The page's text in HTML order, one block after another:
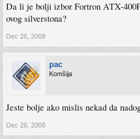
Da li je bolji izbor Fortron ATX-
ovog silverstona?
Dec 26, 2008
pac
Komšija
Jeste bolje ako mislis nekad da
Dec 26, 2008